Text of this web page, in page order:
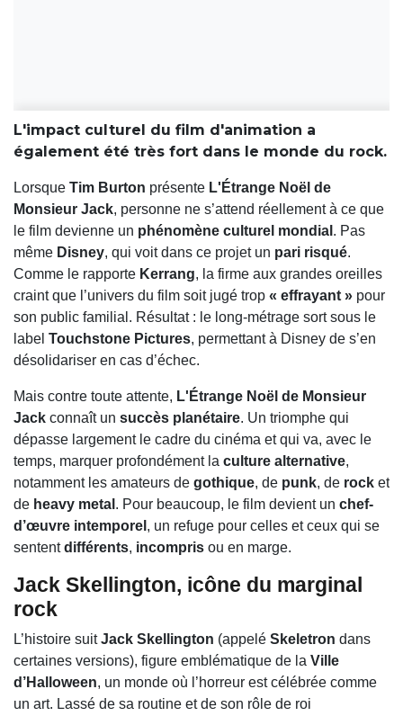
L'impact culturel du film d'animation a
également été très fort dans le monde du rock.
Lorsque Tim Burton présente L'Étrange Noël de
Monsieur Jack, personne ne s’attend réellement à ce que
le film devienne un phénomène culturel mondial . Pas
même Disney, qui voit dans ce projet un pari risqué.
Comme le rapporte Kerrang, la firme aux grandes oreilles
craint que l’univers du film soit jugé trop « effrayant » pour
son public familial. Résultat : le long-métrage sort sous le
label Touchstone Pictures, permettant à Disney de s’en
désolidariser en cas d’échec.
Mais contre toute attente, L'Étrange Noël de Monsieur
Jack connaît un succès planétaire. Un triomphe qui
dépasse largement le cadre du cinéma et qui va, avec le
temps, marquer profondément la culture alternative,
notamment les amateurs de gothique, de punk, de rock et
de heavy metal . Pour beaucoup, le film devient un chef-
d’œuvre intemporel , un refuge pour celles et ceux qui se
sententdifférents, incompris ou en marge.
Jack Skellington, icône du marginal
rock
L’histoire suitJack Skellington (appelé Skeletron dans
certaines versions), figure emblématique de la Ville
d’Halloween, un monde où l’horreur est célébrée comme
un art. Lassé de sa routine et de son rôle de roi